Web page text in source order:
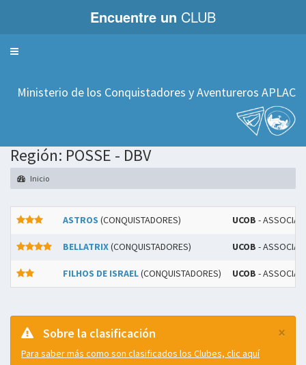
Encuentre un CLUB
Servicios
Ministerio de los Conquistadores y Aventureros APLAC
Región: POSSE - DBV
Inicio
ASTROS (CONQUISTADORES) UCOB -
BELLATRIX(CONQUISTADORES) UCOB -
FILHOS DE ISRAEL(CONQUISTADORES) UCOB -
×
Sobre la clasificación
Para saber más como son clasificados los Clubes, clic aquí